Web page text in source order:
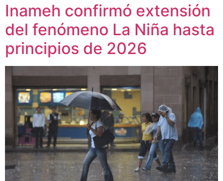
Inameh confirmó extensión
del fenómeno La Niña hasta
principios de 2026